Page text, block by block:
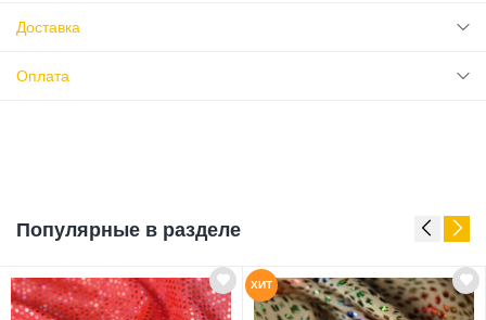
Доставка
Оплата
Популярные в разделе
ХИТ